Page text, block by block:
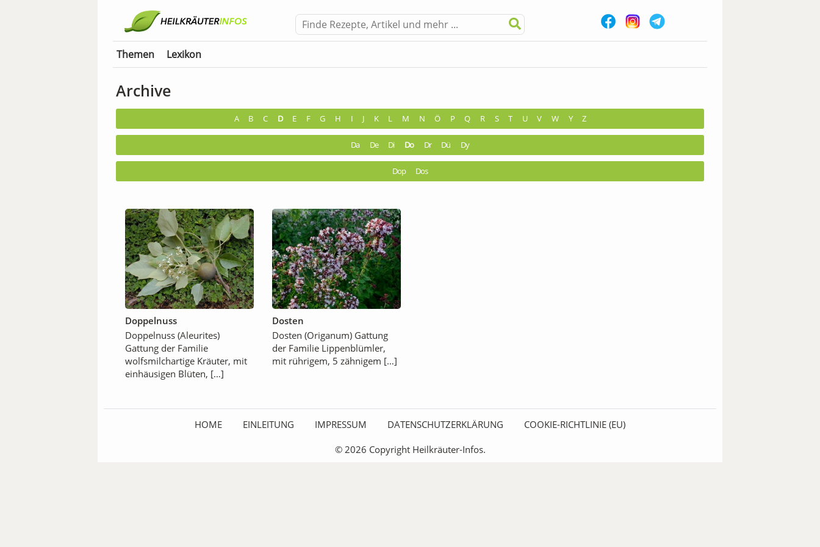
Themen Lexikon
Archive
A B C D E F G H I J K L M N Ö P Q R S T U V W Y Z
Da De Di Do Dr Dü Dy
Dop Dos
Doppelnuss
Doppelnuss (Aleurites)
Gattung der Familie
wolfsmilchartige Kräuter, mit
einhäusigen Blüten, […]
Dosten
Dosten (Origanum) Gattung
der Familie Lippenblümler,
mit rührigem, 5 zähnigem […]
HOME EINLEITUNG IMPRESSUM DATENSCHUTZERKLÄRUNG COOKIE-RICHTLINIE (EU)
© 2026 Copyright Heilkräuter-Infos.